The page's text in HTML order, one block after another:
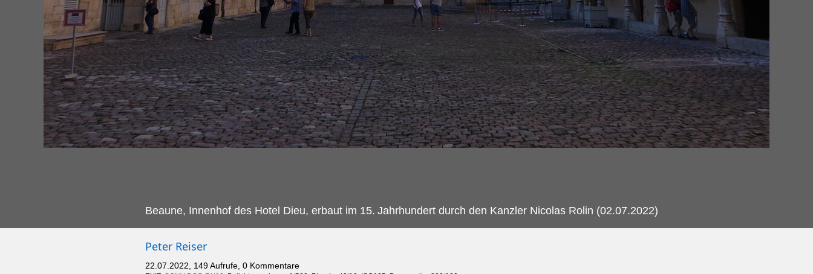
Beaune, Innenhof des Hotel Dieu, erbaut im 15. Jahrhundert durch den Kanzler Nicolas Rolin (02.07.2022)
Peter Reiser
22.07.2022, 149 Aufrufe, 0 Kommentare